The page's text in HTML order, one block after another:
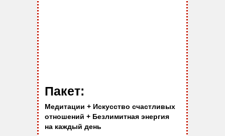
Пакет:
Медитации + Искусство счастливых
отношений + Безлимитная энергия
на каждый день